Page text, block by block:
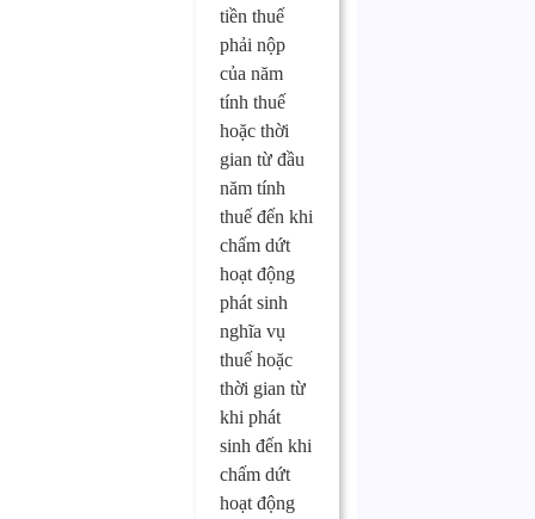
tiền thuế
phải nộp
của năm
tính thuế
hoặc thời
gian từ đầu
năm tính
thuế đến khi
chấm dứt
hoạt động
phát sinh
nghĩa vụ
thuế hoặc
thời gian từ
khi phát
sinh đến khi
chấm dứt
hoạt động